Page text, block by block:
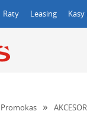
Raty Leasing
Promokas